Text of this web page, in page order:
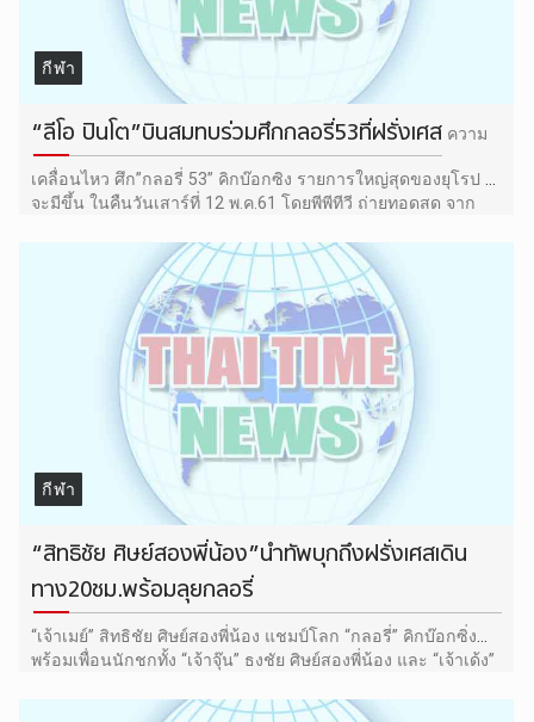
กีฬา
“ลีโอ ปินโต”บินสมทบร่วมศึกกลอรี่53ที่ฝรั่งเศส ความ
เคลื่อนไหว ศึก”กลอรี่ 53” คิกบ๊อกซิง รายการใหญ่สุดของยุโรป ที่
จะมีขึ้น ในคืนวันเสาร์ที่ 12 พ.ค.61 โดยพีพีทีวี ถ่ายทอดสด จาก
กีฬา
“สิทธิชัย ศิษย์สองพี่น้อง”นำทัพบุกถึงฝรั่งเศสเดิน
ทาง20ชม.พร้อมลุยกลอรี่
“เจ้าเมย์” สิทธิชัย ศิษย์สองพี่น้อง แชมป์โลก “กลอรี่” คิกบ๊อกซิ่ง
พร้อมเพื่อนนักชกทั้ง “เจ้าจุ๊น” ธงชัย ศิษย์สองพี่น้อง และ “เจ้าเด้ง”